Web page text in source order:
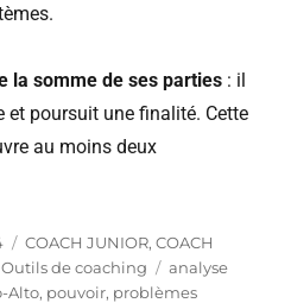
la somme de ses parties : il
et poursuit une finalité. Cette
au moins deux
COACH JUNIOR,COACH
Outils de coaching
analyse
Alto, pouvoir, problèmes